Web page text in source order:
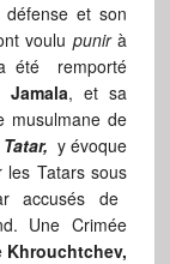
et son
voulu punirà
été remporté
Jamala, et sa
de
Tatar, y évoque
Tatars sous
accusés de
Une Crimée
Khrouchtchev,